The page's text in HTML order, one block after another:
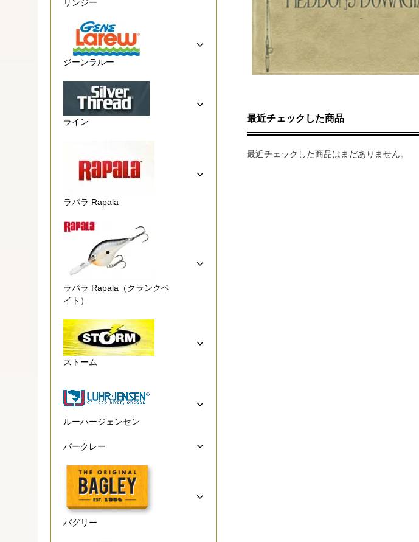
最近チェックした商品
最近チェックした商品はまだありません。
リンジー
ジーンラルー
ライン
ラパラ Rapala
ラパラ Rapala（クランクベ
イト）
ストーム
ルーハージェンセン
バークレー
バグリー